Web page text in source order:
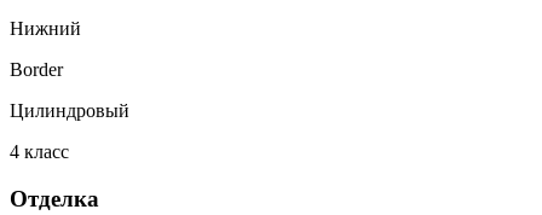
Нижний
Border
Цилиндровый
4 класс
Отделка